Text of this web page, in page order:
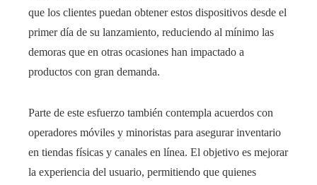
que los clientes puedan obtener estos dispositivos desde el
primer día de su lanzamiento, reduciendo al mínimo las
demoras que en otras ocasiones han impactado a
productos con gran demanda.
Parte de este esfuerzo también contempla acuerdos con
operadores móviles y minoristas para asegurar inventario
en tiendas físicas y canales en línea. El objetivo es mejorar
la experiencia del usuario, permitiendo que quienes